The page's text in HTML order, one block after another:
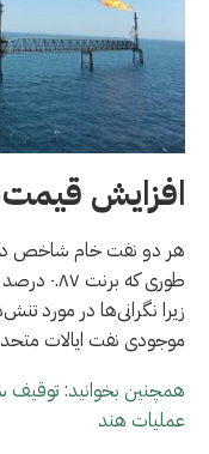
افزایش
هر دو نفت خام شاخص
زیرا نگرانی‌ها در مورد
موجودی نفت ایالات
همچنین بخوانید:
عملیات هند